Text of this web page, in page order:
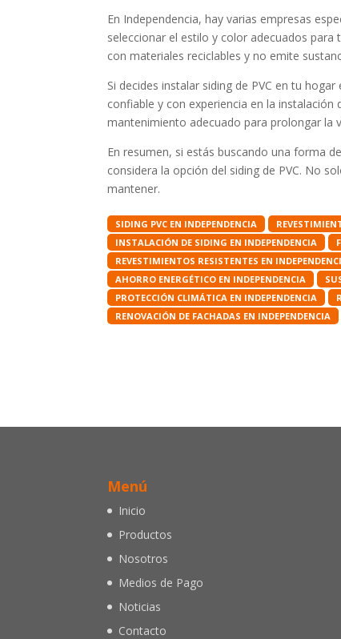
En Independencia, hay varias empresas
seleccionar el estilo y color adecuados para
con materiales reciclables y no emite
Si decides instalar siding de PVC en tu
confiable y con experiencia en la
mantenimiento adecuado para prolongar la
En resumen, si estás buscando una forma
considera la opción del siding de PVC. No
mantener.
SIDING PVC EN INDEPENDENCIA
INSTALACIÓN DE SIDING EN INDEPENDENCIA
REVESTIMIENTOS RESISTENTES EN
AHORRO ENERGÉTICO EN INDEPENDENCIA
PROTECCIÓN CLIMÁTICA EN INDEPENDENCIA
RENOVACIÓN DE FACHADAS EN INDEPENDENCIA
Menú
Inicio
Productos
Nosotros
Medios de Pago
Noticias
Contacto